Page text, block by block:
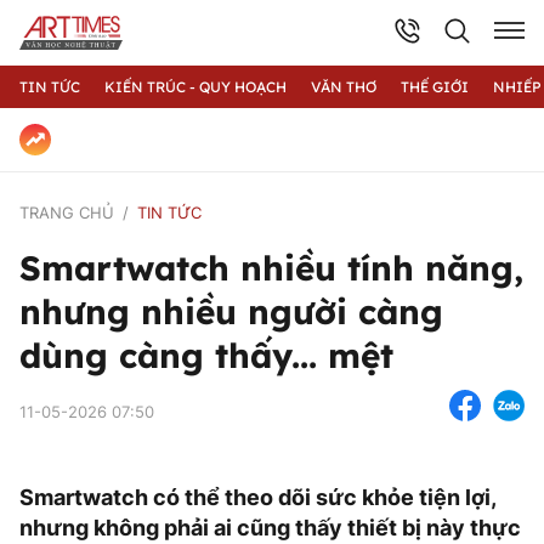
TIN TỨC KIẾN TRÚC - QUY HOẠCH VĂN THƠ THẾ GIỚI
TRANG CHỦ TIN TỨC
Smartwatch nhiều tính năng,
nhưng nhiều người càng
dùng càng thấy... mệt
11-05-2026 07:50
Smartwatch có thể theo dõi sức khỏe tiện lợi,
nhưng không phải ai cũng thấy thiết bị này thực